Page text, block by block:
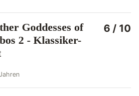
Goddesses of
2 - Klassiker-
6 / 10